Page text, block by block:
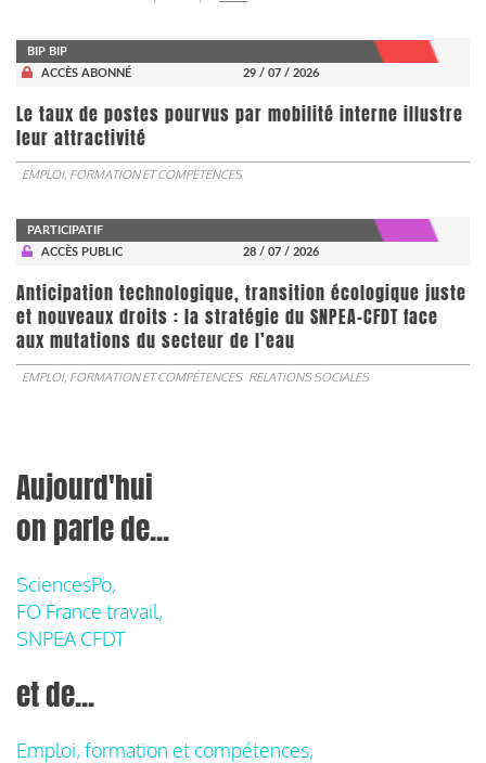
BIP BIP
ACCÈS ABONNÉ
29 / 07 / 2026
Le taux de postes pourvus par mobilité interne illustre
leur attractivité
EMPLOI, FORMATION ET COMPÉTENCES
PARTICIPATIF
ACCÈS PUBLIC
28 / 07 / 2026
Anticipation technologique, transition écologique juste
et nouveaux droits : la stratégie du SNPEA-CFDT face
aux mutations du secteur de l’eau
EMPLOI, FORMATION ET COMPÉTENCES RELATIONS SOCIALES
Aujourd'hui
on parle de...
SciencesPo,
FO France travail,
SNPEA CFDT
et de...
Emploi, formation et compétences,